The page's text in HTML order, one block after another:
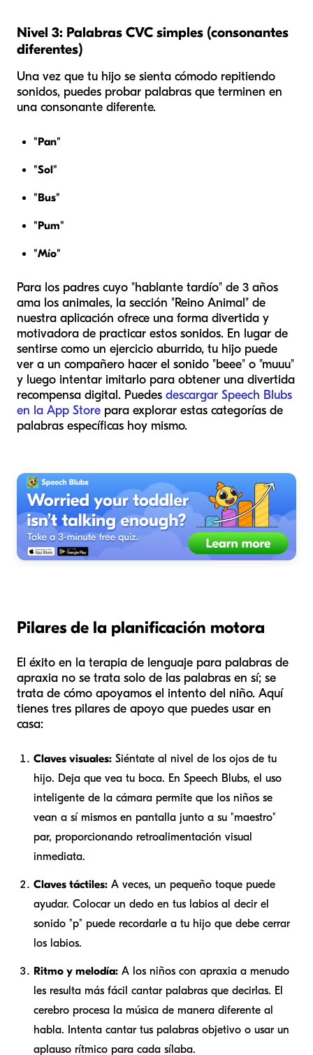
Nivel 3: Palabras CVC simples (consonantes
diferentes)
Una vez que tu hijo se sienta cómodo repitiendo
sonidos, puedes probar palabras que terminen en
una consonante diferente.
"Pan"
"Sol"
"Bus"
"Pum"
"Mío"
Para los padres cuyo "hablante tardío" de 3 años
ama los animales, la sección "Reino Animal" de
nuestra aplicación ofrece una forma divertida y
motivadora de practicar estos sonidos. En lugar de
sentirse como un ejercicio aburrido, tu hijo puede
ver a un compañero hacer el sonido "beee" o "muuu"
y luego intentar imitarlo para obtener una divertida
recompensa digital. Puedes descargar Speech Blubs
en la App Store para explorar estas categorías de
palabras específicas hoy mismo.
Pilares de la planificación motora
El éxito en la terapia de lenguaje para palabras de
apraxia no se trata solo de las palabras en sí; se
trata de cómo apoyamos el intento del niño. Aquí
tienes tres pilares de apoyo que puedes usar en
casa:
Claves visuales: Siéntate al nivel de los ojos de tu
hijo. Deja que vea tu boca. En Speech Blubs, el uso
inteligente de la cámara permite que los niños se
vean a sí mismos en pantalla junto a su "maestro"
par, proporcionando retroalimentación visual
inmediata.
Claves táctiles: A veces, un pequeño toque puede
ayudar. Colocar un dedo en tus labios al decir el
sonido "p" puede recordarle a tu hijo que debe cerrar
los labios.
Ritmo y melodía: A los niños con apraxia a menudo
les resulta más fácil cantar palabras que decirlas. El
cerebro procesa la música de manera diferente al
habla. Intenta cantar tus palabras objetivo o usar un
aplauso rítmico para cada sílaba.